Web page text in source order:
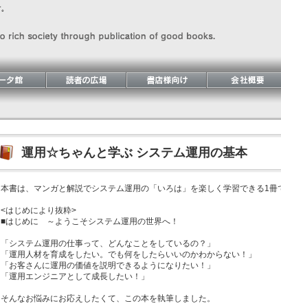
運用☆ちゃんと学ぶ システム運用の基本
本書は、マンガと解説でシステム運用の「いろは」を楽しく学習できる1冊
<はじめにより抜粋>
■はじめに ～ようこそシステム運用の世界へ！
「システム運用の仕事って、どんなことをしているの？」
「運用人材を育成をしたい。でも何をしたらいいのかわからない！」
「お客さんに運用の価値を説明できるようになりたい！」
「運用エンジニアとして成長したい！」
そんなお悩みにお応えしたくて、この本を執筆しました。